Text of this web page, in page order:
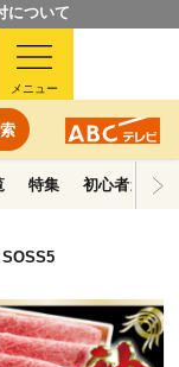
について
メニュー
特集 初心者ガイド